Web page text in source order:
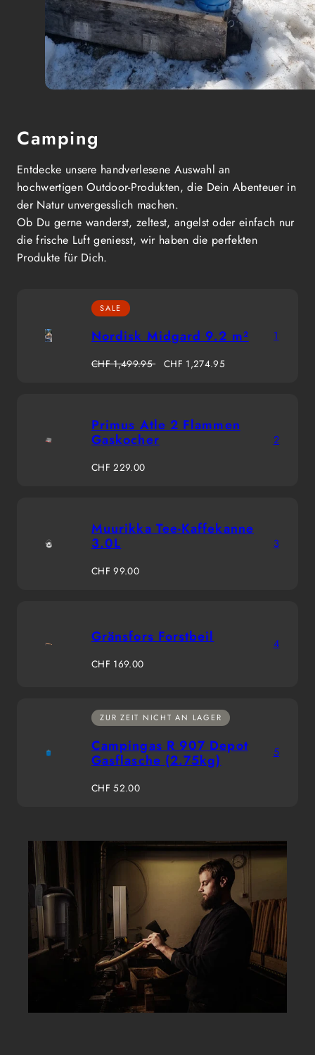
Camping
Entdecke unsere handverlesene Auswahl an
hochwertigen Outdoor-Produkten, die Dein Abenteuer in
der Natur unvergesslich machen.
Ob Du gerne wanderst, zeltest, angelst oder einfach nur
die frische Luft geniesst, wir haben die perfekten
Produkte für Dich.
SALE
Nordisk Midgard 9.2 m²
Regulärer
CHF 1,499.95 Verkaufspreis
CHF 1,274.95
1
Primus Atle 2 Flammen
Gaskocher
Regulärer
CHF 229.00
2
Muurikka Tee-Kaffekanne
3.0L
Regulärer
CHF 99.00
3
Gränsfors Forstbeil
Regulärer
CHF 169.00
4
ZUR ZEIT NICHT AN LAGER
Campingas R 907 Depot
Gasflasche (2.75kg)
Regulärer
CHF 52.00
5